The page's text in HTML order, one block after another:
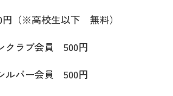
（※高校生以下 無料）
ブ会員 500円
ー会員 500円